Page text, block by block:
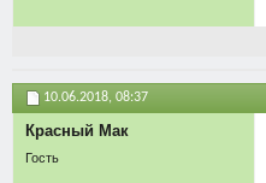
10.06.2018, 08:37
Красный Мак
Гость